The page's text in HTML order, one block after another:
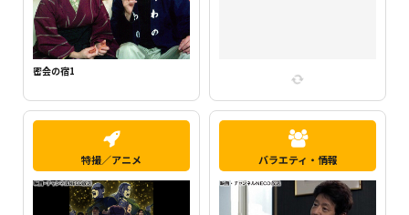
密会の宿2
特撮／アニメ バラエティ・情報